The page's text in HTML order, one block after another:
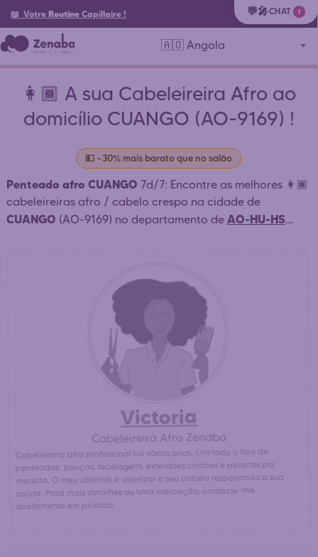
📖 Votre Routine Capillaire !
🇦🇴 Angola
👩🏾 A sua Cabeleireira Afro ao
domicílio CUANGO (AO-9169) !
💵 ~30% mais barato que no salão
Penteado afro CUANGO 7d/7: Encontre as melhores 👩🏾
cabeleireiras afro / cabelo crespo na cidade de
CUANGO (AO-9169) no departamento de AO-HU-HS
simples e rápida. Marque a sua consulta online 24h/24.
Contacte diretamente as cabeleireiras afro mais
próximas para um penteado afro / africano a preço
30% mais barato
que num salão de
Victoria
Cabeleireira Afro Zenaba
Cabeleireira afro profissional há vários anos, crio todo o tipo de
penteados: tranças, tecelagens, extensões crochet e perucas por
medida. O meu objetivo é valorizar o seu cabelo respeitando a sua
saúde. Para mais detalhes ou uma marcação, contacte-me
diretamente em privado.
💬🎤CHAT 1